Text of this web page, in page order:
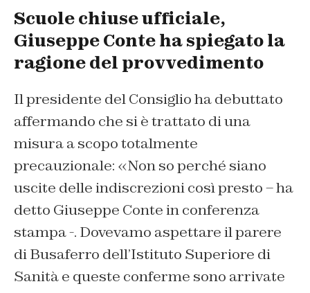
Scuole chiuse ufficiale,
Giuseppe Conte ha spiegato la
ragione del provvedimento
Il presidente del Consiglio ha debuttato
affermando che si è trattato di una
misura a scopo totalmente
precauzionale: «Non so perché siano
uscite delle indiscrezioni così presto – ha
detto Giuseppe Conte in conferenza
stampa -. Dovevamo aspettare il parere
di Busaferro dell’Istituto Superiore di
Sanità e queste conferme sono arrivate